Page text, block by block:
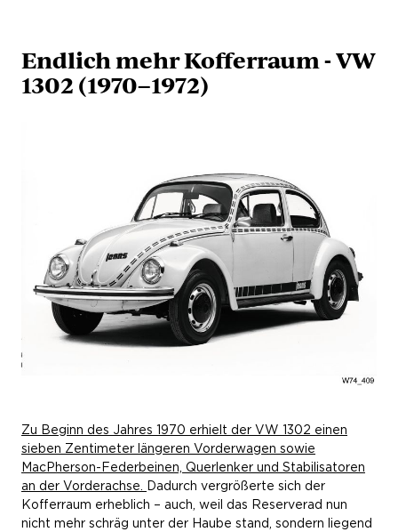
Endlich mehr Kofferraum - VW
1302 (1970–1972)
Zu Beginn des Jahres 1970 erhielt der VW 1302 einen
sieben Zentimeter längeren Vorderwagen sowie
MacPherson-Federbeinen, Querlenker und Stabilisatoren
an der Vorderachse.
Dadurch vergrößerte sich der
Kofferraum erheblich – auch, weil das Reserverad nun
nicht mehr schräg unter der Haube stand, sondern liegend